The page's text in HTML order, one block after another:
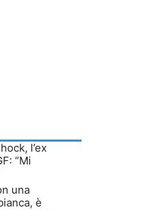
l’ex
“Mi
una
è